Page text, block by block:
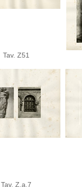
Tav. Z51
Tav. Z.a.7